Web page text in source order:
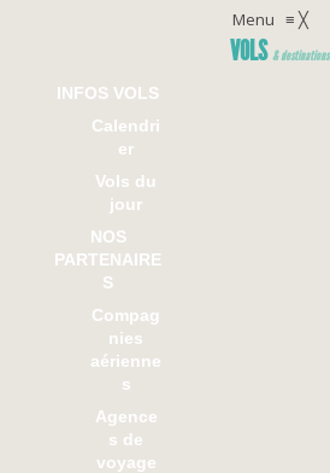
Menu ≡╳
VOLS & destinations
INFOS VOLS
Calendri
er
Vols du
jour
NOS
PARTENAIRE
S
Compag
nies
aérienne
s
Agence
s de
voyage